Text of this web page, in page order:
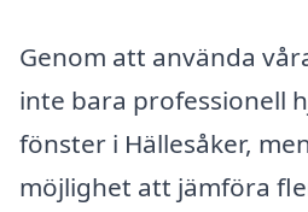
Genom att använda
inte bara professionell
fönster i Hällesåker,
möjlighet att jämföra